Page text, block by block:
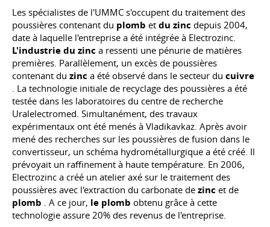
Les spécialistes de l'UMMC s'occupent du traitement des
poussières contenant du plomb et du zinc depuis 2004,
date à laquelle l'entreprise a été intégrée à Electrozinc.
L'industrie du zinc a ressenti une pénurie de matières
premières. Parallèlement, un excès de poussières
contenant du zinc a été observé dans le secteur du cuivre
. La technologie initiale de recyclage des poussières a été
testée dans les laboratoires du centre de recherche
Uralelectromed. Simultanément, des travaux
expérimentaux ont été menés à Vladikavkaz. Après avoir
mené des recherches sur les poussières de fusion dans le
convertisseur, un schéma hydrométallurgique a été créé. Il
prévoyait un raffinement à haute température. En 2006,
Electrozinc a créé un atelier axé sur le traitement des
poussières avec l'extraction du carbonate de zinc et de
plomb . A ce jour, le plomb obtenu grâce à cette
technologie assure 20% des revenus de l'entreprise.